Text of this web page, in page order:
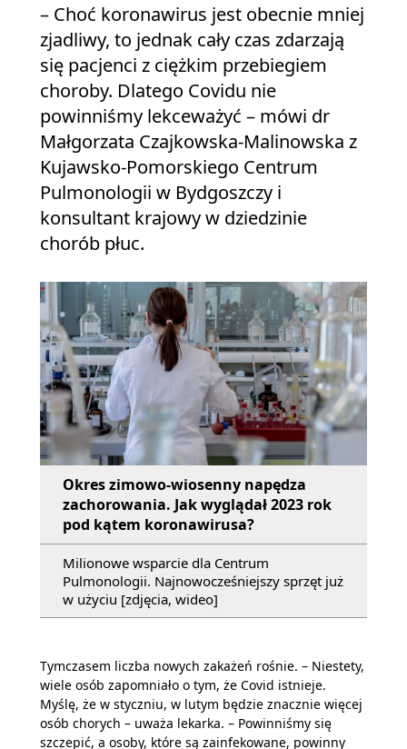
– Choć koronawirus jest obecnie mniej
zjadliwy, to jednak cały czas zdarzają
się pacjenci z ciężkim przebiegiem
choroby. Dlatego Covidu nie
powinniśmy lekceważyć – mówi dr
Małgorzata Czajkowska-Malinowska z
Kujawsko-Pomorskiego Centrum
Pulmonologii w Bydgoszczy i
konsultant krajowy w dziedzinie
chorób płuc.
Okres zimowo-wiosenny napędza
zachorowania. Jak wyglądał 2023 rok
pod kątem koronawirusa?
Milionowe wsparcie dla Centrum
Pulmonologii. Najnowocześniejszy sprzęt już
w użyciu [zdjęcia, wideo]
Tymczasem liczba nowych zakażeń rośnie. – Niestety,
wiele osób zapomniało o tym, że Covid istnieje.
Myślę, że w styczniu, w lutym będzie znacznie więcej
osób chorych – uważa lekarka. – Powinniśmy się
szczepić, a osoby, które są zainfekowane, powinny